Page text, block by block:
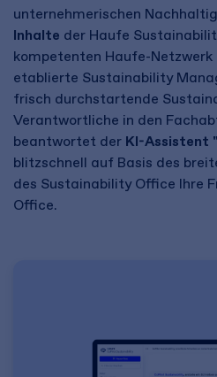
unternehmerischen
Inhalte der Haufe
kompetenten Haufe-
etablierte Sustainability
frisch durchstartende
Verantwortliche in den
beantwortet der KI-Assistent
blitzschnell auf Basis des
des Sustainability Office Ihre
Office.